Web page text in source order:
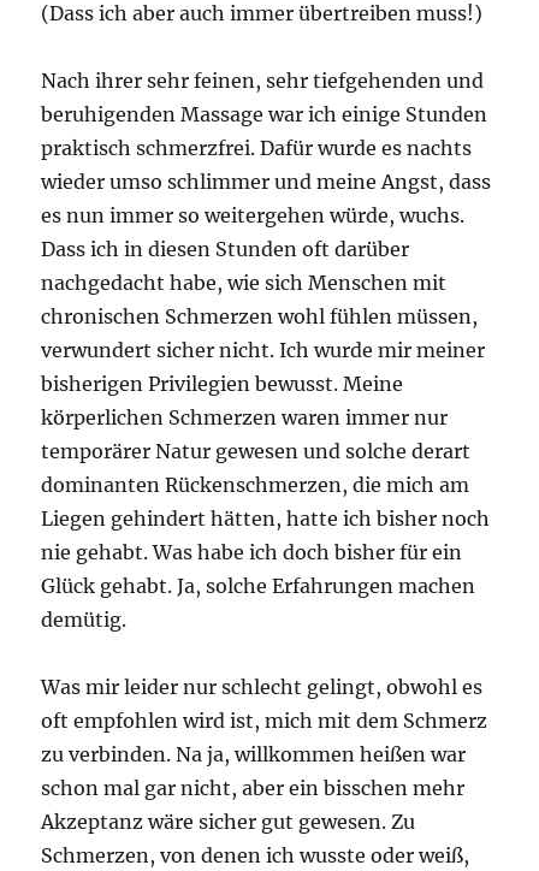
(Dass ich aber auch immer übertreiben muss!)
Nach ihrer sehr feinen, sehr tiefgehenden und
beruhigenden Massage war ich einige Stunden
praktisch schmerzfrei. Dafür wurde es nachts
wieder umso schlimmer und meine Angst, dass
es nun immer so weitergehen würde, wuchs.
Dass ich in diesen Stunden oft darüber
nachgedacht habe, wie sich Menschen mit
chronischen Schmerzen wohl fühlen müssen,
verwundert sicher nicht. Ich wurde mir meiner
bisherigen Privilegien bewusst. Meine
körperlichen Schmerzen waren immer nur
temporärer Natur gewesen und solche derart
dominanten Rückenschmerzen, die mich am
Liegen gehindert hätten, hatte ich bisher noch
nie gehabt. Was habe ich doch bisher für ein
Glück gehabt. Ja, solche Erfahrungen machen
demütig.
Was mir leider nur schlecht gelingt, obwohl es
oft empfohlen wird ist, mich mit dem Schmerz
zu verbinden. Na ja, willkommen heißen war
schon mal gar nicht, aber ein bisschen mehr
Akzeptanz wäre sicher gut gewesen. Zu
Schmerzen, von denen ich wusste oder weiß,